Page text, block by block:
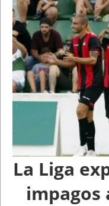
La Liga
impagos